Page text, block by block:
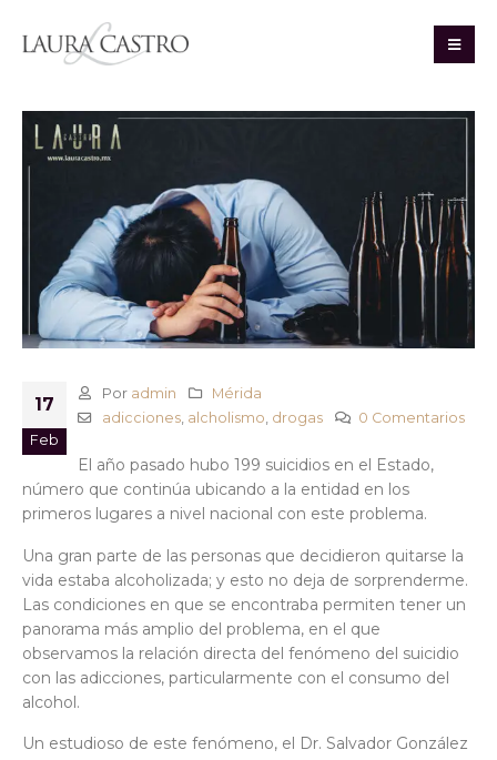
17
Feb
Por admin
Mérida
adicciones, alcholismo, drogas 0 Comentarios
El año pasado hubo 199 suicidios en el Estado,
número que continúa ubicando a la entidad en los
primeros lugares a nivel nacional con este problema.
Una gran parte de las personas que decidieron quitarse la
vida estaba alcoholizada; y esto no deja de sorprenderme.
Las condiciones en que se encontraba permiten tener un
panorama más amplio del problema, en el que
observamos la relación directa del fenómeno del suicidio
con las adicciones, particularmente con el consumo del
alcohol.
Un estudioso de este fenómeno, el Dr. Salvador González